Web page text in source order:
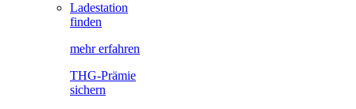
Ladestation
finden
mehr erfahren
THG-Prämie
sichern